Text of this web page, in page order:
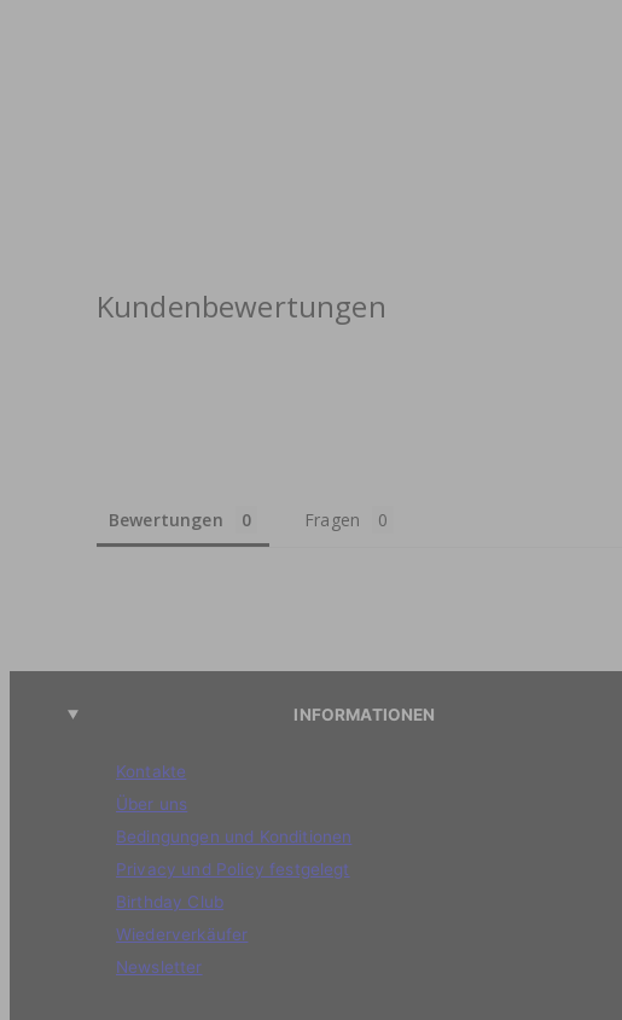
Kundenbewertungen
Bewertungen Fragen
INFORMATIONEN
Kontakte
Über uns
Bedingungen und Konditionen
Privacy und Policy festgelegt
Birthday Club
Wiederverkäufer
Newsletter